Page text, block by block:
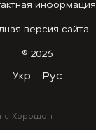
информация
версия сайта
© 2026
Укр Рус
с Хорошоп